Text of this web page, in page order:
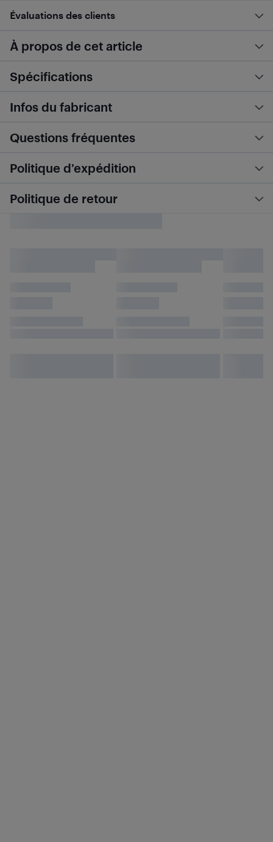
Évaluations des clients
À propos de cet article
Spécifications
Infos du fabricant
Questions fréquentes
Politique d’expédition
Politique de retour